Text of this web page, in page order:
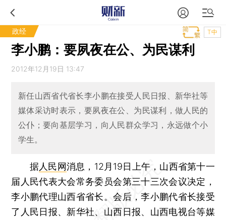
政经 T中
李小鹏：要夙夜在公、为民谋利
2012年12月19日 13:47
新任山西省代省长李小鹏在接受人民日报、新华社等
媒体采访时表示，要夙夜在公、为民谋利，做人民的
公仆；要向基层学习，向人民群众学习，永远做个小
学生。
据人民网消息，12月19日上午，山西省第十一
届人民代表大会常务委员会第三十三次会议决定，
李小鹏代理山西省省长。会后，李小鹏代省长接受
了人民日报、新华社、山西日报、山西电视台等媒